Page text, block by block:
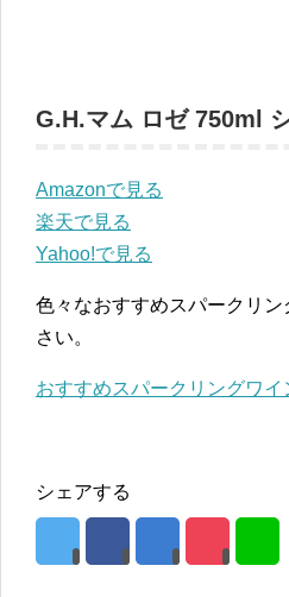
G.H.マム ロゼ 750ml
Amazonで見る
楽天で見る
Yahoo!で見る
色々なおすすめスパークリ
さい。
おすすめスパークリングワイ
シェアする